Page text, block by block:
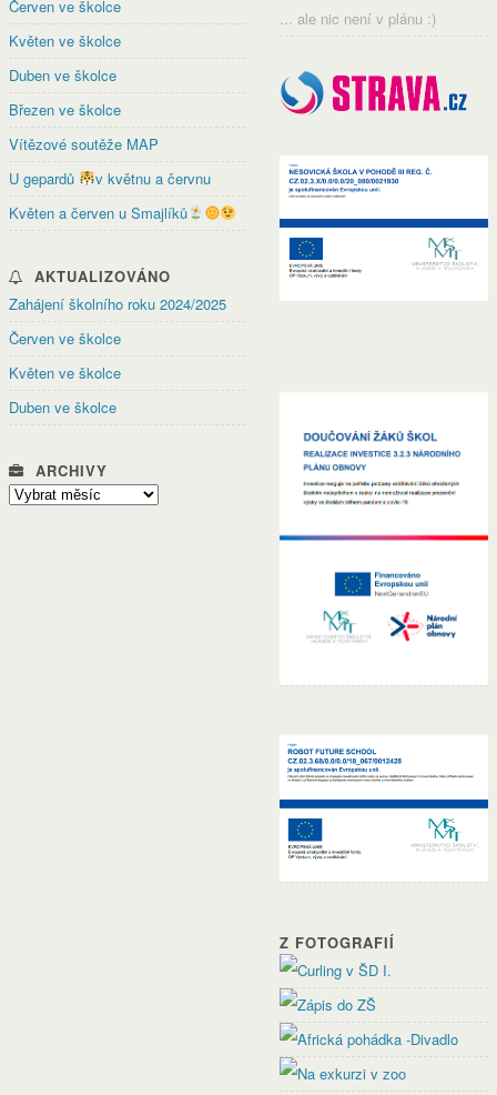
Červen ve školce
Květen ve školce
Duben ve školce
Březen ve školce
Vítězové soutěže MAP
U gepardů
v květnu a červnu
Květen a červen u Smajlíků
AKTUALIZOVÁNO
Zahájení školního roku 2024/2025
Červen ve školce
Květen ve školce
Duben ve školce
ARCHIVY
Archivy
... ale nic není v plánu :)
Z FOTOGRAFIÍ